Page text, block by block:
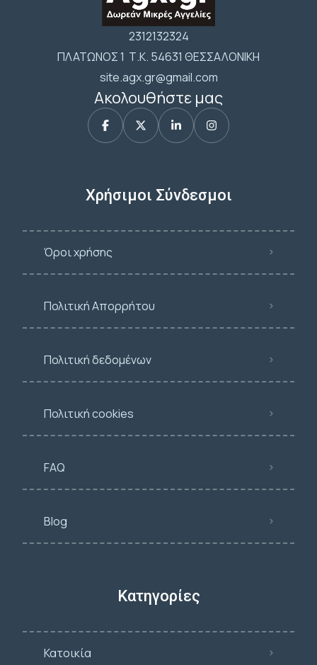
2312132324
ΠΛΑΤΩΝΟΣ 1 Τ.Κ. 54631 ΘΕΣΣΑΛΟΝΙΚΗ
site.agx.gr@gmail.com
Ακολουθήστε μας
Χρήσιμοι Σύνδεσμοι
Όροι χρήσης
Πολιτική Απορρήτου
Πολιτική δεδομένων
Πολιτική cookies
FAQ
Blog
Κατηγορίες
Κατοικία